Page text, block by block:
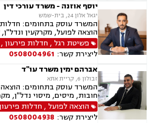
יוסף אוזנה - משרד עורכי דין
יגאל אלון 24, בית-שמש
המשרד עוסק בתחומים: חדלות
הוצאה לפועל, מקרקעין
ובניה, עסקאות מכר דירה,
מושכר, מגרשים לבניה, דיירות
ומשקים במושבים, רשות
הריסה, בתים משותפים, נדל"ן
פשיטת רגל , חדלות פירעון,
ליצירת קשר: 0508004961
אברהם ימין משרד עו"ד
זבולון 6, קריית אתא
המשרד עוסק בתחומים: הוצאה
חובות, מיסים, מיסוי נדל"ן,
משפחה, מזונות, ביטוח לאומי,
כוח מתמשך, חדלות פירעון.
הוצאה לפועל , חדלות
ליצירת קשר: 0508004938